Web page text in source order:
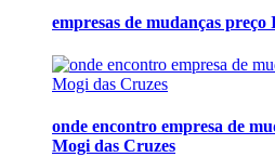
empresas de mudanças
onde encontro empresa de
Mogi das Cruzes